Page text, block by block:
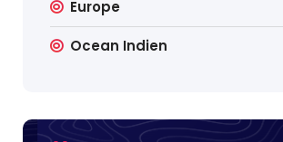
Europe
Ocean Indien